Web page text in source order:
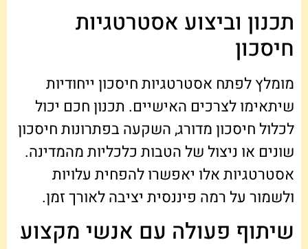
תכנון וביצוע אסטרטגיות
חיסכון
מומלץ לפתח אסטרטגיות חיסכון ייחודיות
שיתאימו לצרכים האישיים. תכנון חכם יכול
לכלול חיסכון מדורג, השקעה בפתרונות חיסכון
שונים או ניצול של הטבות כלכליות מהמדינה.
אסטרטגיות אלו יאפשרו להפחית עלויות
ולשמור על רמה פיננסית יציבה לאורך זמן.
שיתוף פעולה עם אנשי מקצוע